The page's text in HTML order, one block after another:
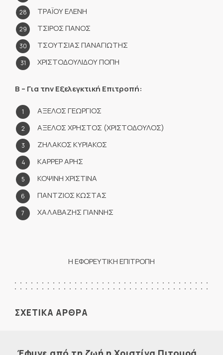
ΤΡΑΪΟΥ ΕΛΕΝΗ
ΤΣΙΡΟΣ ΠΑΝΟΣ
ΤΣΟΥΤΣΙΑΣ ΠΑΝΑΓΙΩΤΗΣ
ΧΡΙΣΤΟΔΟΥΛΙΔΟΥ ΠΟΠΗ
Β – Για την Εξελεγκτική Επιτροπή:
ΑΞΕΛΟΣ ΓΕΩΡΓΙΟΣ
ΑΞΕΛΟΣ ΧΡΗΣΤΟΣ (ΧΡΙΣΤΟΔΟΥΛΟΣ)
ΖΗΛΑΚΟΣ ΚΥΡΙΑΚΟΣ
ΚΑΡΡΕΡ ΑΡΗΣ
ΚΟΨΙΝΗ ΧΡΙΣΤΙΝΑ
ΠΑΝΤΖΙΟΣ ΚΩΣΤΑΣ
ΧΑΛΑΒΑΖΗΣ ΓΙΑΝΝΗΣ
Η ΕΦΟΡΕΥΤΙΚΗ ΕΠΙΤΡΟΠΗ
ΣΧΕΤΙΚΑ ΑΡΘΡΑ